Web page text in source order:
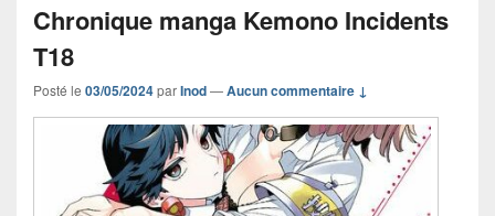
Chronique manga Kemono Incidents
T18
Posté le 03/05/2024parInod—Aucun commentaire ↓